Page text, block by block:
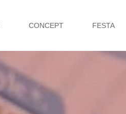
CONCEPT FESTA